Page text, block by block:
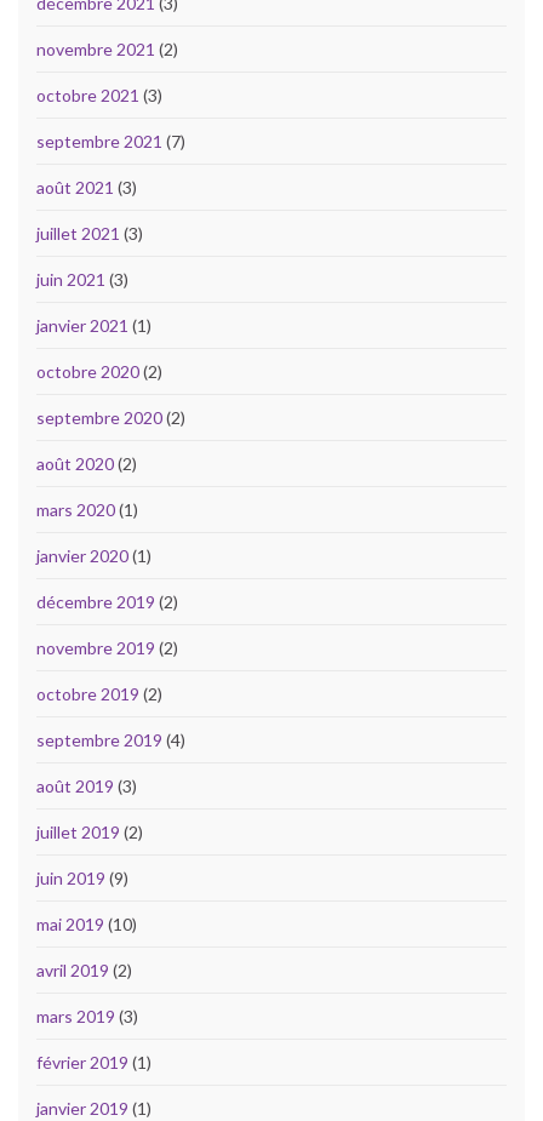
novembre 2021 (2)
octobre 2021 (3)
septembre 2021 (7)
août 2021 (3)
juillet 2021 (3)
juin 2021 (3)
janvier 2021 (1)
octobre 2020(2)
septembre 2020(2)
août 2020(2)
mars 2020(1)
janvier 2020(1)
décembre 2019 (2)
novembre 2019 (2)
octobre 2019 (2)
septembre 2019 (4)
août 2019 (3)
juillet 2019 (2)
juin 2019 (9)
mai 2019 (10)
avril 2019 (2)
mars 2019 (3)
février 2019 (1)
janvier 2019 (1)